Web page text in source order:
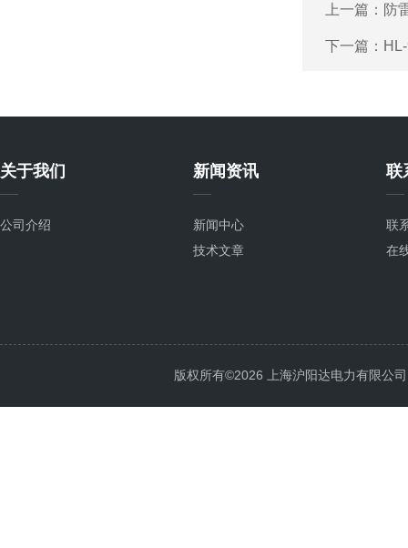
上一篇： 防
下一篇：
关于我们
公司介绍
新闻资讯
新闻中心
技术文章
联
联
在
版权所有©2026 上海沪阳达电力有限公